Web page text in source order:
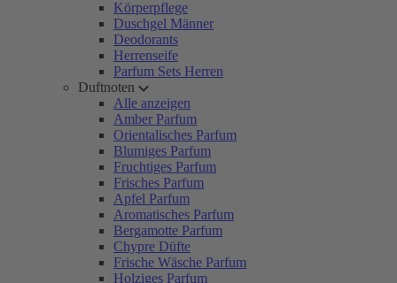
Körperpflege
Duschgel Männer
Deodorants
Herrenseife
Parfum Sets Herren
Duftnoten
Alle anzeigen
Amber Parfum
Orientalisches Parfum
Blumiges Parfum
Fruchtiges Parfum
Frisches Parfum
Apfel Parfum
Aromatisches Parfum
Bergamotte Parfum
Chypre Düfte
Frische Wäsche Parfum
Holziges Parfum